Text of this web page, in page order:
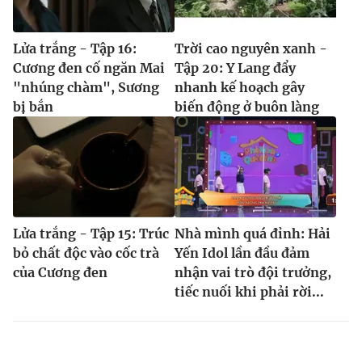
Lửa trắng - Tập 16:
Cương đen cố ngăn Mai
"nhúng chàm", Sương
bị bắn
Trời cao nguyên xanh -
Tập 20: Y Lang đẩy
nhanh kế hoạch gây
biến động ở buôn làng
Lửa trắng - Tập 15: Trúc
bỏ chất độc vào cốc trà
của Cương đen
Nhà mình quá đỉnh: Hải
Yến Idol lần đầu đảm
nhận vai trò đội trưởng,
tiếc nuối khi phải rời...